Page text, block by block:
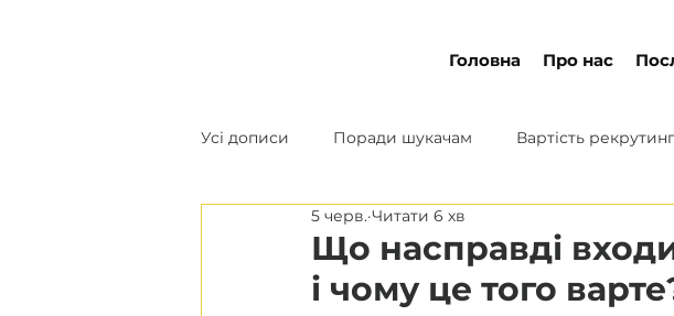
Головна Про нас
Усі дописи Поради шукачам Вартість
Рекрутерам
Що насправді
і чому це того
5 черв. Читати 6 хв